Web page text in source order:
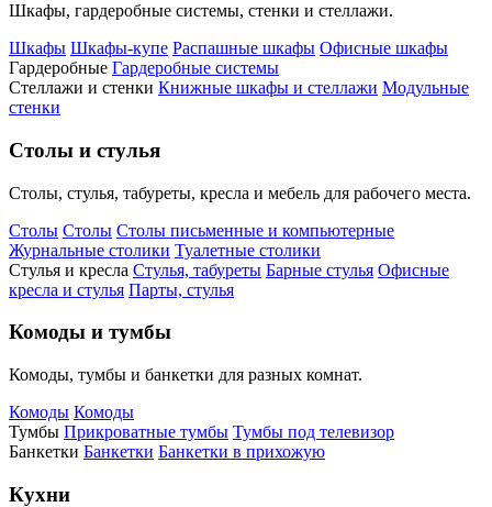
Шкафы, гардеробные системы, стенки и стеллажи.
Шкафы Шкафы-купе Распашные шкафы Офисные шкафы
Гардеробные Гардеробные системы
Стеллажи и стенки Книжные шкафы и стеллажи Модульные
стенки
Столы и стулья
Столы, стулья, табуреты, кресла и мебель для рабочего места.
Столы Столы Столы письменные и компьютерные
Журнальные столики Туалетные столики
Стулья и кресла Стулья, табуреты Барные стулья Офисные
кресла и стулья Парты, стулья
Комоды и тумбы
Комоды, тумбы и банкетки для разных комнат.
Комоды Комоды
Тумбы Прикроватные тумбы Тумбы под телевизор
Банкетки Банкетки Банкетки в прихожую
Кухни